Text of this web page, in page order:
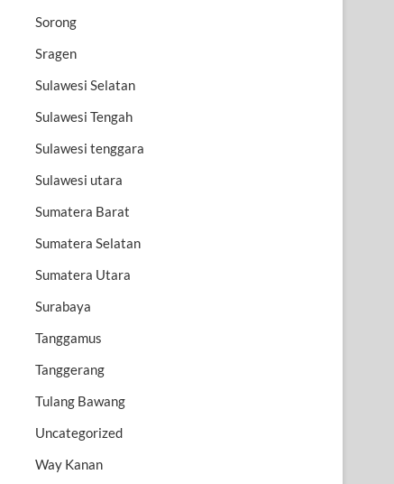
Sorong
Sragen
Sulawesi Selatan
Sulawesi Tengah
Sulawesi tenggara
Sulawesi utara
Sumatera Barat
Sumatera Selatan
Sumatera Utara
Surabaya
Tanggamus
Tanggerang
Tulang Bawang
Uncategorized
Way Kanan